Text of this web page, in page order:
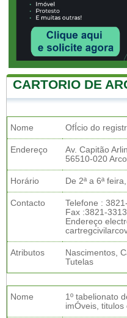
CARTORIO DE
Nome OfÍcio do
Endereço
Av. Capitão
56510-020
Horário De 2ª a 6ª
Contacto
Telefone :
Fax :3821-3313
Endereço
Atributos
Nascimentos,
Tutelas
Nome
1º tabelionato
imÓveis,